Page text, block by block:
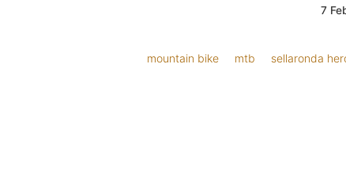
7
mountain bike mtb sellaronda